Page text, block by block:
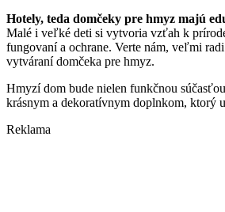
Hotely, teda domčeky pre hmyz majú
Malé i veľké deti si vytvoria vzťah k
fungovaní a ochrane. Verte nám, veľmi
vytváraní domčeka pre hmyz.
Hmyzí dom bude nielen funkčnou
krásnym a dekoratívnym doplnkom, ktorý
Reklama